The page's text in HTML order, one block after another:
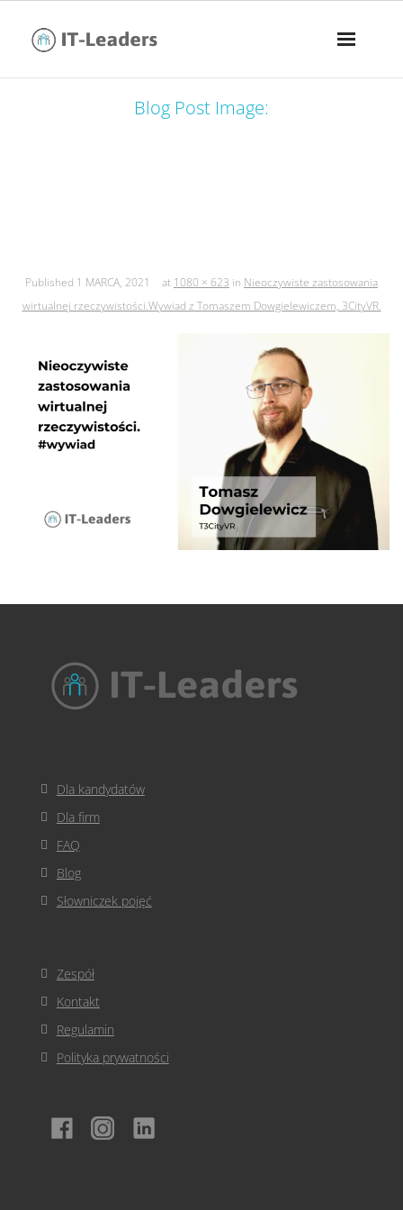
Blog Post Image:
Published 1 MARCA, 2021 at 1080 × 623 in Nieoczywiste zastosowania
wirtualnej rzeczywistości.Wywiad z Tomaszem Dowgielewiczem, 3CityVR.
Dla kandydatów
Dla firm
FAQ
Blog
Słowniczek pojęć
Zespół
Kontakt
Regulamin
Polityka prywatności